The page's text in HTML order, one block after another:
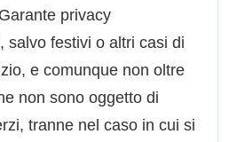
privacy
salvo festivi o altri casi di
e comunque non oltre
non sono oggetto di
tranne nel caso in cui si